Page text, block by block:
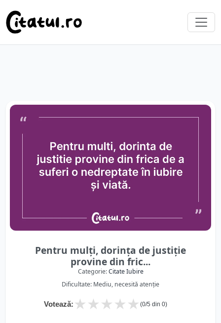
Pentru mulți, dorința de justiție
provine din fric...
Categorie:Citate Iubire
Dificultate: Mediu, necesită atenție
Votează: ★
★
★
★
★ (0/5 din 0)